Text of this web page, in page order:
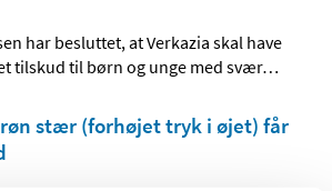
har besluttet, at Verkazia skal have
tilskud til børn og unge med svær…
stær (forhøjet tryk i øjet) får